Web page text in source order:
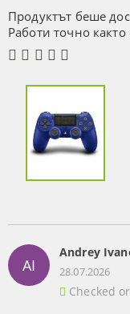
Продуктът беше
Работи точно както
AI
Andrey
28.07.2026
Checked